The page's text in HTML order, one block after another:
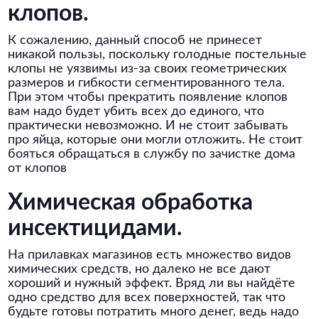
клопов.
К сожалению, данный способ не принесет
никакой пользы, поскольку голодные постельные
клопы не уязвимы из-за своих геометрических
размеров и гибкости сегментированного тела.
При этом чтобы прекратить появление клопов
вам надо будет убить всех до единого, что
практически невозможно. И не стоит забывать
про яйца, которые они могли отложить. Не стоит
бояться обращаться в службу по зачистке дома
от клопов
Химическая обработка
инсектицидами.
На прилавках магазинов есть множество видов
химических средств, но далеко не все дают
хороший и нужный эффект. Вряд ли вы найдёте
одно средство для всех поверхностей, так что
будьте готовы потратить много денег, ведь надо